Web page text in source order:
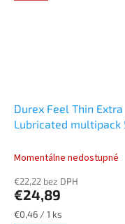
Durex Feel Thin Extra
Lubricated multipack
Momentálne nedostupné
€22,22 bez DPH
€24,89
Jednotková
€0,46 / 1 ks